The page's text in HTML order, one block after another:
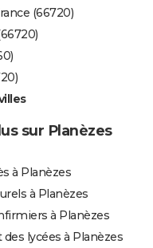
(66720)
sur Planèzes
à Planèzes
à Planèzes
à Planèzes
lycées à Planèzes